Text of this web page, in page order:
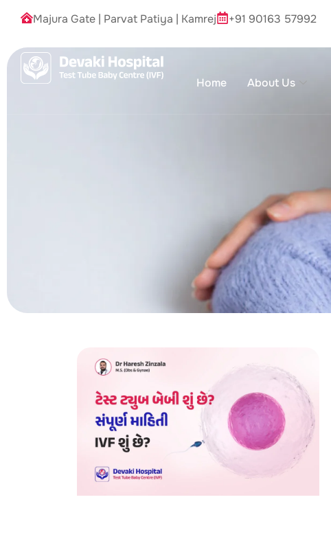
Majura Gate Parvat Patiya Kamrej +91 90163 57992
Home About Us